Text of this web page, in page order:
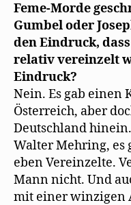
Feme-Morde
Gumbel oder
den Eindruck,
relativ vereinzelt
Eindruck?
Nein. Es gab einen
Österreich, aber
Deutschland
Walter Mehring, es
eben Vereinzelte.
Mann nicht. Und
mit einer winzigen